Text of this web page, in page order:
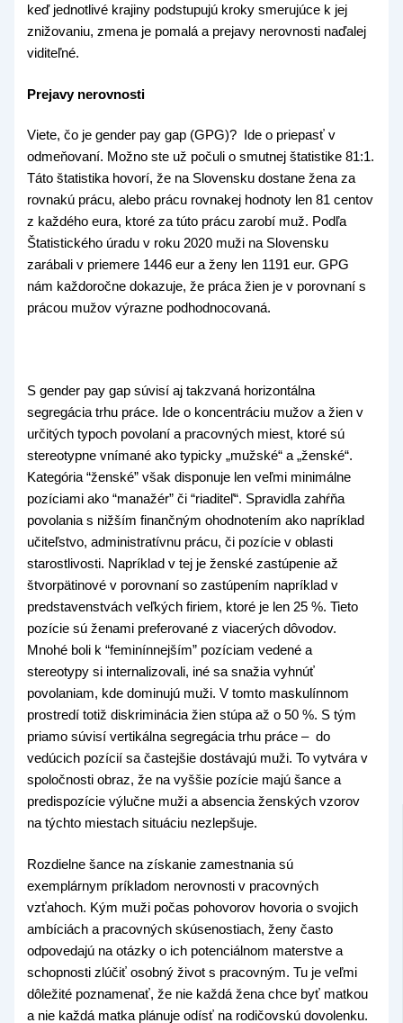
keď jednotlivé krajiny podstupujú kroky smerujúce k jej
znižovaniu, zmena je pomalá a prejavy nerovnosti naďalej
viditeľné.
Prejavy nerovnosti
Viete, čo je gender pay gap (GPG)? Ide o priepasť v
odmeňovaní. Možno ste už počuli o smutnej štatistike 81:1.
Táto štatistika hovorí, že na Slovensku dostane žena za
rovnakú prácu, alebo prácu rovnakej hodnoty len 81 centov
z každého eura, ktoré za túto prácu zarobí muž. Podľa
Štatistického úradu v roku 2020 muži na Slovensku
zarábali v priemere 1446 eur a ženy len 1191 eur. GPG
nám každoročne dokazuje, že práca žien je v porovnaní s
prácou mužov výrazne podhodnocovaná.
S gender pay gap súvisí aj takzvaná horizontálna
segregácia trhu práce. Ide o koncentráciu mužov a žien v
určitých typoch povolaní a pracovných miest, ktoré sú
stereotypne vnímané ako typicky „mužské“ a „ženské“.
Kategória “ženské” však disponuje len veľmi minimálne
pozíciami ako “manažér” či “riaditeľ“. Spravidla zahŕňa
povolania s nižším finančným ohodnotením ako napríklad
učiteľstvo, administratívnu prácu, či pozície v oblasti
starostlivosti. Napríklad v tej je ženské zastúpenie až
štvorpätinové v porovnaní so zastúpením napríklad v
predstavenstvách veľkých firiem, ktoré je len 25 %. Tieto
pozície sú ženami preferované z viacerých dôvodov.
Mnohé boli k “feminínnejším” pozíciam vedené a
stereotypy si internalizovali, iné sa snažia vyhnúť
povolaniam, kde dominujú muži. V tomto maskulínnom
prostredí totiž diskriminácia žien stúpa až o 50 %. S tým
priamo súvisí vertikálna segregácia trhu práce – do
vedúcich pozícií sa častejšie dostávajú muži. To vytvára v
spoločnosti obraz, že na vyššie pozície majú šance a
predispozície výlučne muži a absencia ženských vzorov
na týchto miestach situáciu nezlepšuje.
Rozdielne šance na získanie zamestnania sú
exemplárnym príkladom nerovnosti v pracovných
vzťahoch. Kým muži počas pohovorov hovoria o svojich
ambíciách a pracovných skúsenostiach, ženy často
odpovedajú na otázky o ich potenciálnom materstve a
schopnosti zlúčiť osobný život s pracovným. Tu je veľmi
dôležité poznamenať, že nie každá žena chce byť matkou
a nie každá matka plánuje odísť na rodičovskú dovolenku.